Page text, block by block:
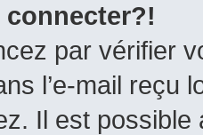
connecter?!
par vérifier
l’e-mail reçu
Il est possible